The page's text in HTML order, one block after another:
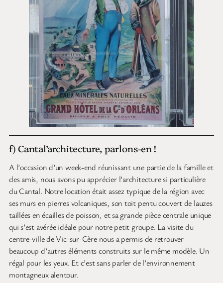
f) Cantal’architecture, parlons-en !
A l’occasion d’un week-end réunissant une partie de la famille et
des amis, nous avons pu apprécier l’architecture si particulière
du Cantal. Notre location était assez typique de la région avec
ses murs en pierres volcaniques, son toit pentu couvert de lauzes
taillées en écailles de poisson, et sa grande pièce centrale unique
qui s’est avérée idéale pour notre petit groupe. La visite du
centre-ville de Vic-sur-Cère nous a permis de retrouver
beaucoup d’autres éléments construits sur le même modèle. Un
régal pour les yeux. Et c’est sans parler de l’environnement
montagneux alentour.